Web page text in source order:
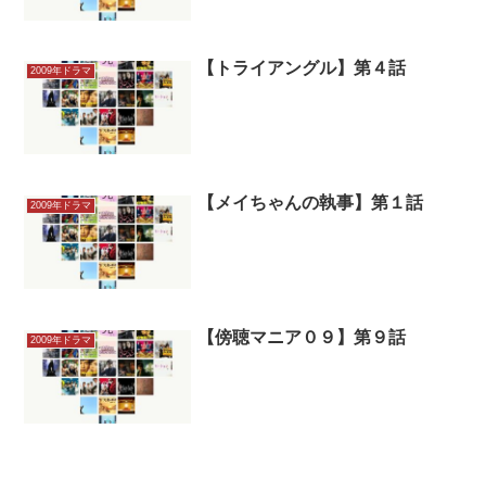
2009年ドラマ 【トライアングル】第４話
2009年ドラマ 【メイちゃんの執事】第１話
2009年ドラマ 【傍聴マニア０９】第９話